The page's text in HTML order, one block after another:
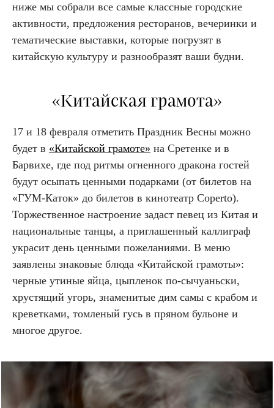
ниже мы собрали все самые классные городские
активности, предложения ресторанов, вечеринки и
тематические выставки, которые погрузят в
китайскую культуру и разнообразят ваши будни.
«Китайская грамота»
17 и 18 февраля отметить Праздник Весны можно
будет в «Китайской грамоте» на Сретенке и в
Барвихе, где под ритмы огненного дракона гостей
будут осыпать ценными подарками (от билетов на
«ГУМ-Каток» до билетов в кинотеатр Coperto).
Торжественное настроение задаст певец из Китая и
национальные танцы, а приглашенный каллиграф
украсит день ценными пожеланиями. В меню
заявлены знаковые блюда «Китайской грамоты»:
черные утиные яйца, цыпленок по-сычуаньски,
хрустящий угорь, знаменитые дим самы с крабом и
креветками, томленый гусь в пряном бульоне и
многое другое.